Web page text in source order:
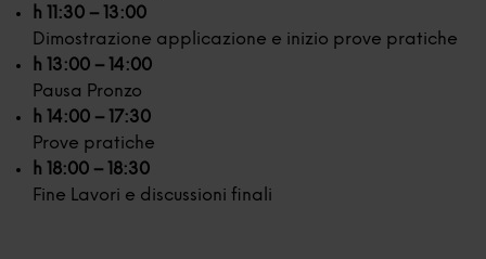
h 11:30 – 13:00
Dimostrazione applicazione e inizio prove pratiche
h 13:00 – 14:00
Pausa Pronzo
h 14:00 – 17:30
Prove pratiche
h 18:00 – 18:30
Fine Lavori e discussioni finali